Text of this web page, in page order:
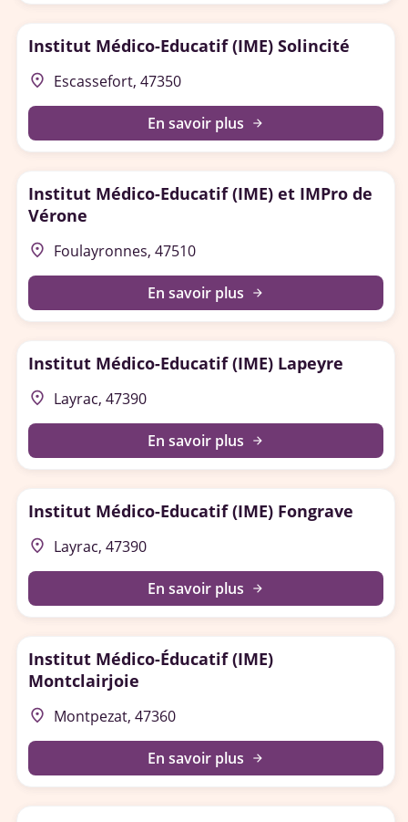
Institut Médico-Educatif (IME) Solincité
place Escassefort, 47350
En savoir plus arrow_forward
Institut Médico-Educatif (IME) et IMPro de
Vérone
place Foulayronnes, 47510
En savoir plus arrow_forward
Institut Médico-Educatif (IME) Lapeyre
place Layrac, 47390
En savoir plus arrow_forward
Institut Médico-Educatif (IME) Fongrave
place Layrac, 47390
En savoir plus arrow_forward
Institut Médico-Éducatif (IME)
Montclairjoie
place Montpezat, 47360
En savoir plus arrow_forward